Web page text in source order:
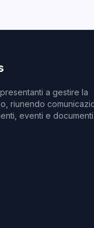
a gestire la
riunendo
eventi e